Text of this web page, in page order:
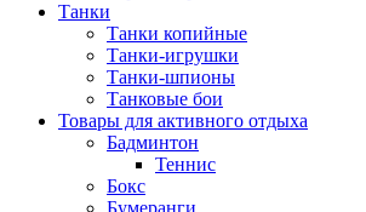
Танки
Танки копийные
Танки-игрушки
Танки-шпионы
Танковые бои
Товары для активного отдыха
Бадминтон
Теннис
Бокс
Бумеранги